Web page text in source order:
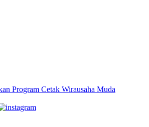
Program Cetak Wirausaha Muda